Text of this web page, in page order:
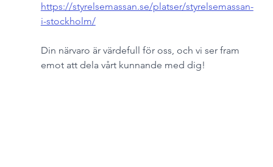
https://styrelsemassan.se/platser/styrelsemassan-
i-stockholm/
Din närvaro är värdefull för oss, och vi ser fram
emot att dela vårt kunnande med dig!